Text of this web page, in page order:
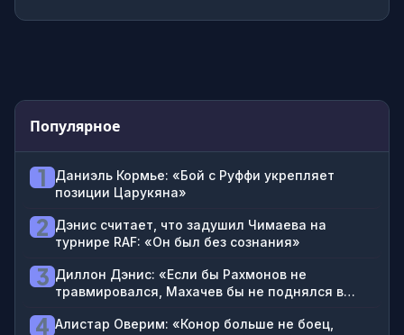
пояс»
Популярное
1
Даниэль Кормье: «Бой с Руффи укрепляет
позиции Царукяна»
2 Дэнис считает, что задушил Чимаева на
турнире RAF: «Он был без сознания»
3 Диллон Дэнис: «Если бы Рахмонов не
травмировался, Махачев бы не поднялся в
возможно, не получил бы второй пояс»
4 Алистар Оверим: «Конор больше не боец,